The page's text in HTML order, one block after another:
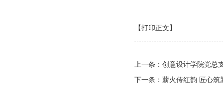
【打印正文】
上一条： 创意设计学院党总
下一条： 薪火传红韵 匠心